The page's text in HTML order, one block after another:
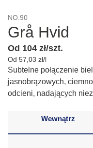
NO.90
Grå Hvid
Od 104 zł/szt.
Od 57,03 zł/l
Subtelne połączenie
jasnobrązowych,
odcieni, nadających
Wewnątrz